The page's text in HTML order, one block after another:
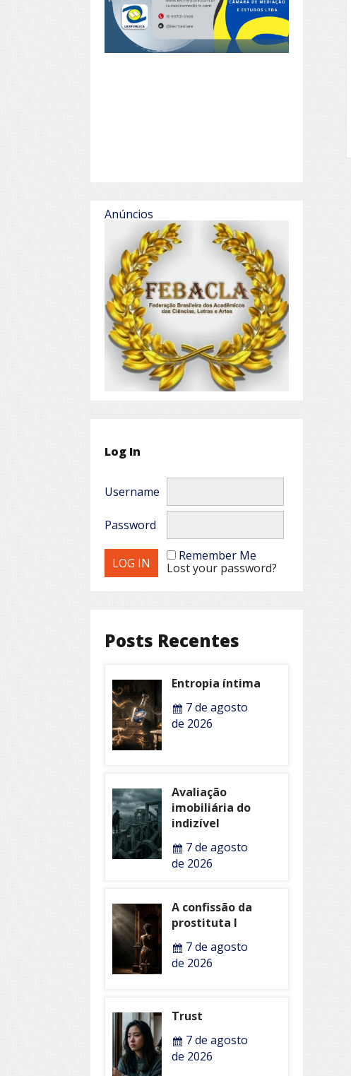
Anúncios
Log In
Username
Password
Remember Me
Lost your password?
Posts Recentes
Entropia íntima
7 de agosto
de 2026
Avaliação
imobiliária do
indizível
7 de agosto
de 2026
A confissão da
prostituta I
7 de agosto
de 2026
Trust
7 de agosto
de 2026